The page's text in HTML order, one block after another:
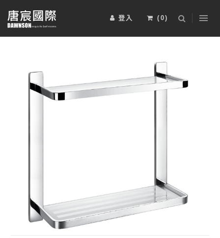
登入 ( 0)
浴室櫃 五金配件 淋浴拉門
電熱毛巾桿 其他 運動傢俱
2025-BRAVAT-6
2025-BRAVAT-2